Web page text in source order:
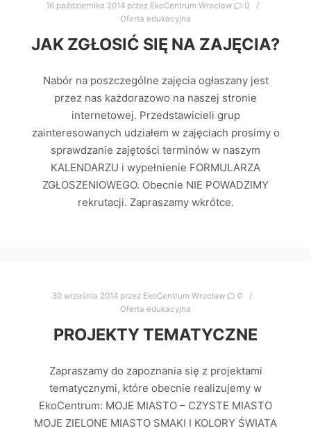
16 października 2014przez EkoCentrum Wrocław
0
Oferta edukacyjna
JAK ZGŁOSIĆ SIĘ NA ZAJĘCIA?
Nabór na poszczególne zajęcia ogłaszany jest
przez nas każdorazowo na naszej stronie
internetowej. Przedstawicieli grup
zainteresowanych udziałem w zajęciach prosimy o
sprawdzanie zajętości terminów w naszym
KALENDARZU i wypełnienie FORMULARZA
ZGŁOSZENIOWEGO. Obecnie NIE POWADZIMY
rekrutacji. Zapraszamy wkrótce.
30 września 2014 przez EkoCentrum Wrocław
0
Oferta edukacyjna
PROJEKTY TEMATYCZNE
Zapraszamy do zapoznania się z projektami
tematycznymi, które obecnie realizujemy w
EkoCentrum: MOJE MIASTO – CZYSTE MIASTO
MOJE ZIELONE MIASTO SMAKI I KOLORY ŚWIATA